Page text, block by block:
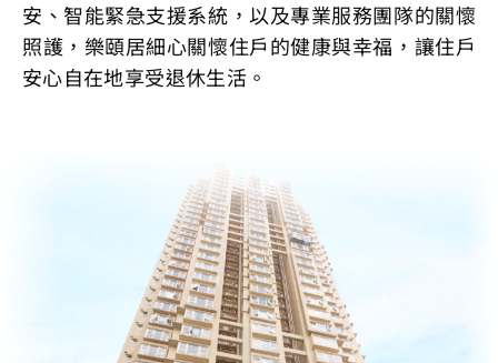
安、智能緊急支援系統，以及專業服務團隊的關懷
照護，樂頤居細心關懷住戶的健康與幸福，讓住戶
安心自在地享受退休生活。